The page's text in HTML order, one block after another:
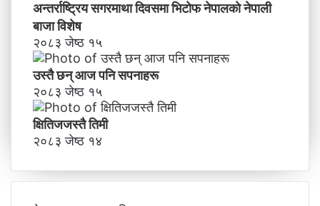
अन्तर्राष्ट्रिय सगरमाथा दिवसमा भिटाेफ नेपालकाे नेपाली
बाजा विशेष
२०८३ जेष्ठ १५
उस्तै छन् आज पनि सपनाहरू
२०८३ जेष्ठ १५
क्षितिजजस्तै तिमी
२०८३ जेष्ठ १४